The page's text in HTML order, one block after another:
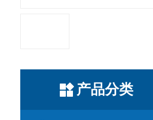
产品分类